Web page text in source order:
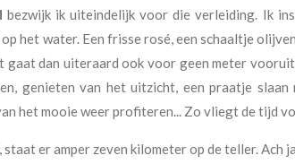
bezwijk ik uiteindelijk voor die verleiding. Ik
het water. Een frisse rosé, een schaaltje
gaat dan uiteraard ook voor geen meter
genieten van het uitzicht, een praatje slaan
het mooie weer profiteren... Zo vliegt de tijd
er amper zeven kilometer op de teller. Ach